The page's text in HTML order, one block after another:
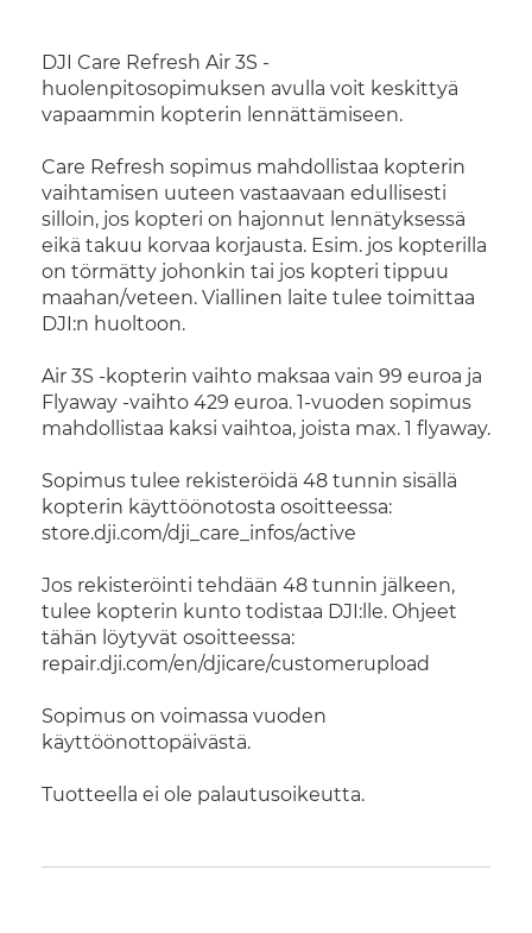
DJI Care Refresh Air 3S -
huolenpitosopimuksen avulla voit keskittyä
vapaammin kopterin lennättämiseen.
Care Refresh sopimus mahdollistaa kopterin
vaihtamisen uuteen vastaavaan edullisesti
silloin, jos kopteri on hajonnut lennätyksessä
eikä takuu korvaa korjausta. Esim. jos kopterilla
on törmätty johonkin tai jos kopteri tippuu
maahan/veteen. Viallinen laite tulee toimittaa
DJI:n huoltoon.
Air 3S -kopterin vaihto maksaa vain 99 euroa ja
Flyaway -vaihto 429 euroa. 1-vuoden sopimus
mahdollistaa kaksi vaihtoa, joista max. 1 flyaway.
Sopimus tulee rekisteröidä 48 tunnin sisällä
kopterin käyttöönotosta osoitteessa:
store.dji.com/dji_care_infos/active
Jos rekisteröinti tehdään 48 tunnin jälkeen,
tulee kopterin kunto todistaa DJI:lle. Ohjeet
tähän löytyvät osoitteessa:
repair.dji.com/en/djicare/customerupload
Sopimus on voimassa vuoden
käyttöönottopäivästä.
Tuotteella ei ole palautusoikeutta.